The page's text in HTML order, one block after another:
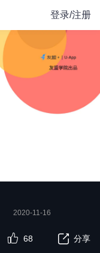
登录/注册
2020-11-16
分享
68